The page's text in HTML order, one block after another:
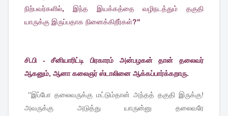
நிற்பவர்களில், இந்த இயக்கத்தை வழிநடத்தும்
தகுதி
யாருக்கு இருப்பதாக நினைக்கிறீர்கள்?''
சி.பி - சீனியாரிட்டி பிரகாரம் அன்பழகன் தான் தலைவர்
ஆகனும், ஆனா கலைஞர் ஸ்டாலினை ஆக்கப்பார்க்கறாரு.
''இப்போ தலைவருக்கு மட்டும்தான் அந்தத் தகுதி இருக்கு!
அவருக்கு
அடுத்து யாருன்னு
தலைவரே